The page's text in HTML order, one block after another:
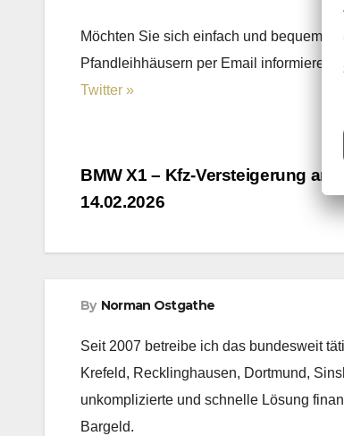
Möchten Sie sich einfach und bequem
Pfandleihhäusern per Email informieren
Twitter »
Beitragsnavigation
BMW X1 – Kfz-Versteigerung am
14.02.2026
By Norman Ostgathe
Seit 2007 betreibe ich das bundesweit
Krefeld, Recklinghausen, Dortmund,
unkomplizierte und schnelle Lösung
Bargeld.